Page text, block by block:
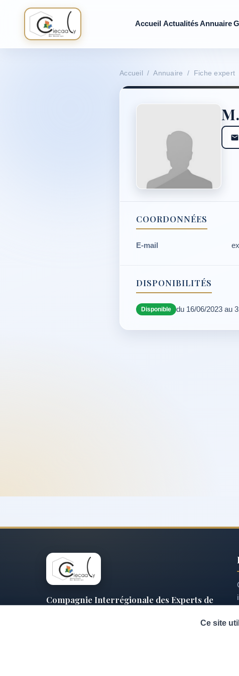
Accueil Actualités Annuaire
Accueil / Annuaire / Fiche expert
COORDONNÉES
E-mail
DISPONIBILITÉS
Disponible du 16/06/2023 au
Compagnie Interrégionale des Experts de
Ce site